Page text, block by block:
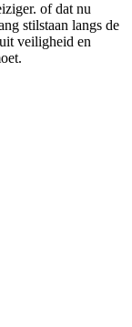
of dat nu
stilstaan langs de
veiligheid en